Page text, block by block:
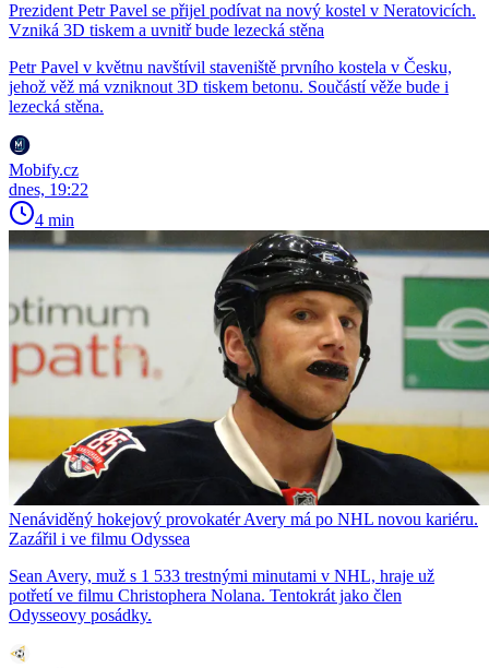
Prezident Petr Pavel se přijel podívat na nový kostel v Neratovicích.
Vzniká 3D tiskem a uvnitř bude lezecká stěna
Petr Pavel v květnu navštívil staveniště prvního kostela v Česku,
jehož věž má vzniknout 3D tiskem betonu. Součástí věže bude i
lezecká stěna.
Mobify.cz
dnes, 19:22
4 min
Nenáviděný hokejový provokatér Avery má po NHL novou kariéru.
Zazářil i ve filmu Odyssea
Sean Avery, muž s 1 533 trestnými minutami v NHL, hraje už
potřetí ve filmu Christophera Nolana. Tentokrát jako člen
Odysseovy posádky.